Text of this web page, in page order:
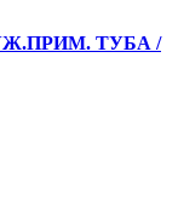
ТУБА /